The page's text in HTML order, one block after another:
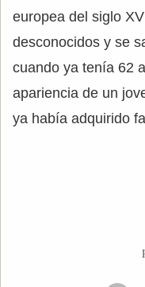
europea del siglo
desconocidos y se
cuando ya tenía 62
apariencia de un
ya había adquirido